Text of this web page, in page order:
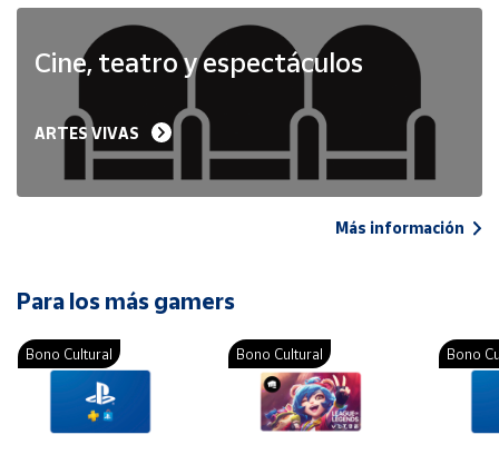
Cine, teatro y espectáculos
ARTES VIVAS
Más información
Para los más gamers
Bono Cultural Bono Cultural Bono